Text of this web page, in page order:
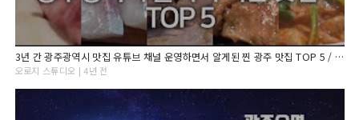
3년 간 광주광역시 맛집 유튜브 채널 운영하면서 알게된 찐 광주 맛집 TOP 5 / 광주 현지인이 알려주는 광주맛집.
오로지 스튜디오 | 4년 전